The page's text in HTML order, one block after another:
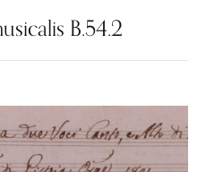
B.54.2